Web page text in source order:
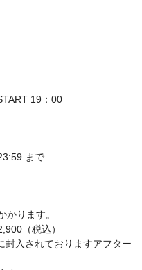
19：00
まで
ります。
（税込）
入されておりますアフター